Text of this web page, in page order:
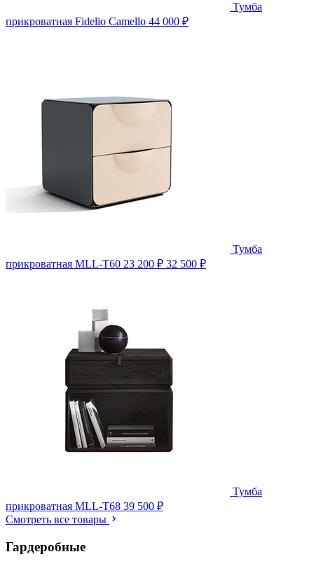
Тумба
прикроватная Fidelio Camello 44 000 ₽
Тумба
прикроватная MLL-T60 23 200 ₽ 32 500 ₽
Тумба
прикроватная MLL-T68 39 500 ₽
Смотреть все товары
Гардеробные